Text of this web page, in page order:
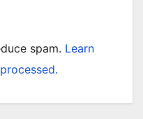
spam. Learn